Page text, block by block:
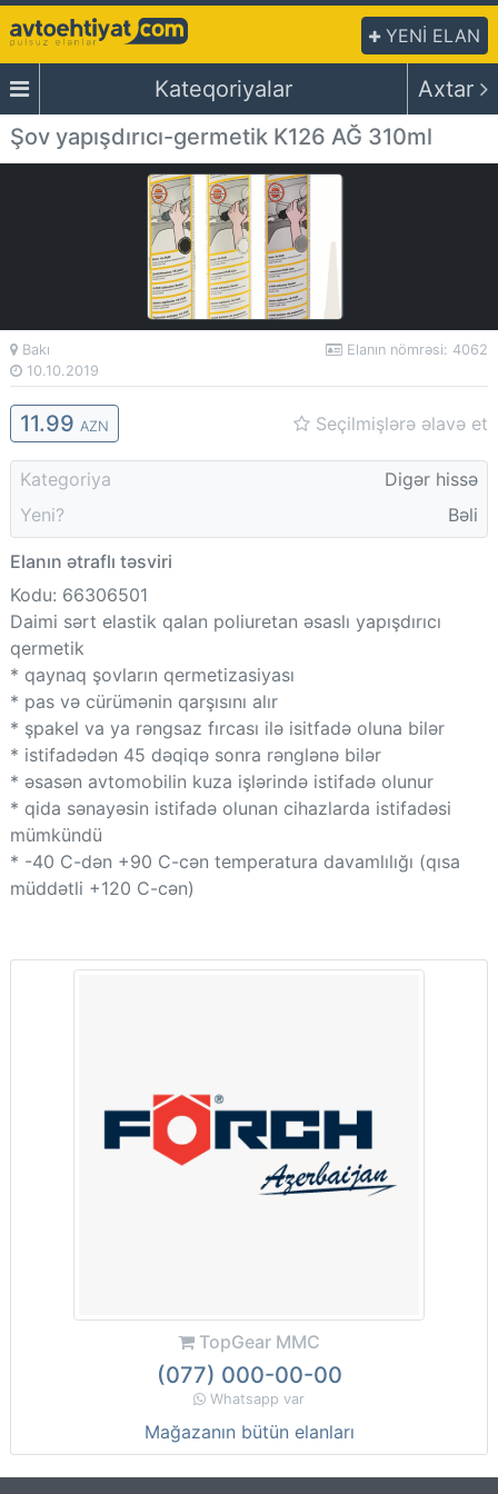
YENİ ELAN
Kateqoriyalar
Axtar
Şov yapışdırıcı-germetik K126 AĞ 310ml
Bakı
10.10.2019
Elanın nömrəsi: 4062
11.99 AZN Seçilmişlərə əlavə et
Kategoriya
Digər hissə
Yeni?
Bəli
Elanın ətraflı təsviri
Kodu: 66306501
Daimi sərt elastik qalan poliuretan əsaslı yapışdırıcı
qermetik
* qaynaq şovların qermetizasiyası
* pas və cürümənin qarşısını alır
* şpakel va ya rəngsaz fırcası ilə isitfadə oluna bilər
* istifadədən 45 dəqiqə sonra rənglənə bilər
* əsasən avtomobilin kuza işlərində istifadə olunur
* qida sənayəsin istifadə olunan cihazlarda istifadəsi
mümkündü
* -40 C-dən +90 C-cən temperatura davamlılığı (qısa
müddətli +120 C-cən)
TopGear MMC
(077) 000-00-00
Whatsapp var
Mağazanın bütün elanları